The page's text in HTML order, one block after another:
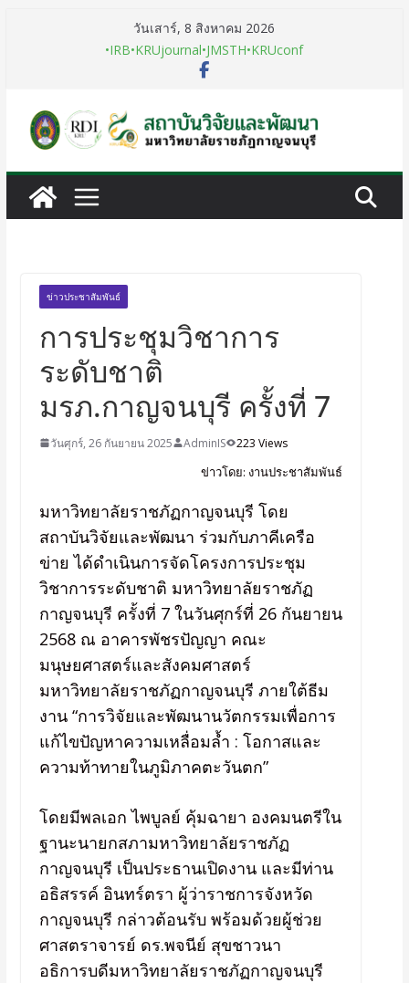
วันเสาร์, 8 สิงหาคม 2026
•IRB•KRUjournal•JMSTH•KRUconf
ข่าวประชาสัมพันธ์
การประชุมวิชาการ
ระดับชาติ
มรภ.กาญจนบุรี ครั้งที่ 7
วันศุกร์, 26 กันยายน 2025 AdminIS 223 Views
ข่าวโดย: งานประชาสัมพันธ์
มหาวิทยาลัยราชภัฏกาญจนบุรี โดย
สถาบันวิจัยและพัฒนา ร่วมกับภาคีเครือ
ข่าย ได้ดำเนินการจัดโครงการประชุม
วิชาการระดับชาติ มหาวิทยาลัยราชภัฏ
กาญจนบุรี ครั้งที่ 7 ในวันศุกร์ที่ 26 กันยายน
2568 ณ อาคารพัชรปัญญา คณะ
มนุษยศาสตร์และสังคมศาสตร์
มหาวิทยาลัยราชภัฏกาญจนบุรี ภายใต้ธีม
งาน “การวิจัยและพัฒนานวัตกรรมเพื่อการ
แก้ไขปัญหาความเหลื่อมล้ำ : โอกาสและ
ความท้าทายในภูมิภาคตะวันตก”
โดยมีพลเอก ไพบูลย์ คุ้มฉายา องคมนตรีใน
ฐานะนายกสภามหาวิทยาลัยราชภัฏ
กาญจนบุรี เป็นประธานเปิดงาน และมีท่าน
อธิสรรค์ อินทร์ตรา ผู้ว่าราชการจังหวัด
กาญจนบุรี กล่าวต้อนรับ พร้อมด้วยผู้ช่วย
ศาสตราจารย์ ดร.พจนีย์ สุขชาวนา
อธิการบดีมหาวิทยาลัยราชภัฏกาญจนบุรี